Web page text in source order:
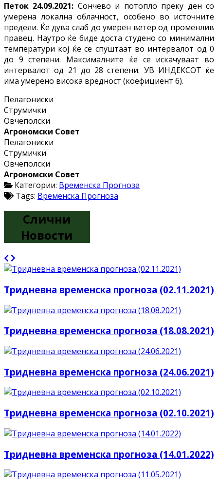
Петок 24.09.2021: Сончево и потопло преку ден со
умерена локална облачност, особено во источните
предели. Ќе дува слаб до умерен ветер од променлив
правец. Наутро ќе биде доста студено со минимални
температури кој ќе се спуштаат во интервалот од 0
до 9 степени. Максималните ќе се искачуваат во
интервалот од 21 до 28 степени. УВ ИНДЕКСОТ ќе
има умерено висока вредност (коефициент 6).
Пелагониски
Струмички
Овчеполски
Агрономски Совет
Пелагониски
Струмички
Овчеполски
Агрономски Совет
Категории: Временска Прогноза
Tags: Временска Прогноза
Слични
Новости
Тридневна временска прогноза (02.11.2021)
Тридневна временска прогноза (18.08.2021)
Тридневна временска прогноза (24.06.2021)
Тридневна временска прогноза (02.10.2021)
Тридневна временска прогноза (14.01.2022)